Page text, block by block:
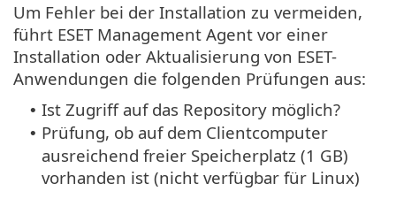
Um Fehler bei der Installation zu vermeiden,
führt ESET Management Agent vor einer
Installation oder Aktualisierung von ESET-
Anwendungen die folgenden Prüfungen aus:
• Ist Zugriff auf das Repository möglich?
• Prüfung, ob auf dem Clientcomputer
ausreichend freier Speicherplatz (1 GB)
vorhanden ist (nicht verfügbar für Linux)